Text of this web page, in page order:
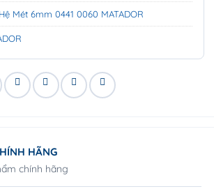
Mét 6mm 0441 0060 MATADOR
HÃNG
chính hãng